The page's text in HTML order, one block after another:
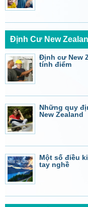
Định Cư New
Định cư New
tính điểm
Những quy
New Zealand
Một số điều
tay nghề